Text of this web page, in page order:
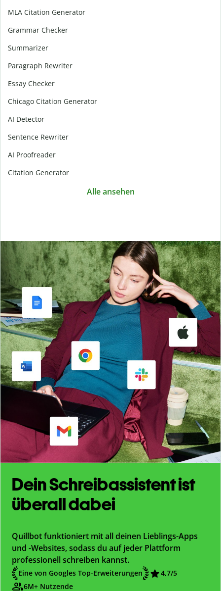
MLA Citation Generator
Grammar Checker
Summarizer
Paragraph Rewriter
Essay Checker
Chicago Citation Generator
AI Detector
Sentence Rewriter
AI Proofreader
Citation Generator
Alle ansehen
Dein Schreibassistent ist
überall dabei
Quillbot funktioniert mit all deinen Lieblings-Apps
und -Websites, sodass du auf jeder Plattform
professionell schreiben kannst.
Eine von Googles Top-Erweiterungen
4,7/5
6M+ Nutzende